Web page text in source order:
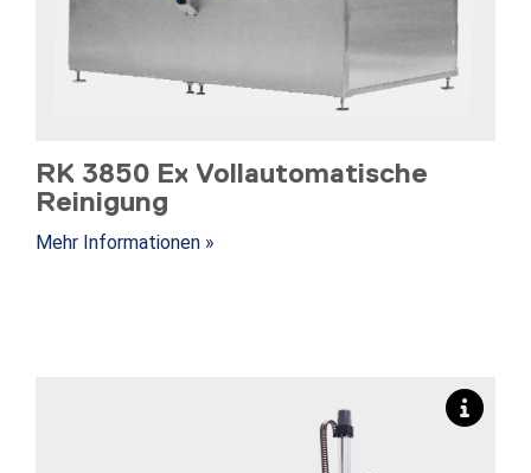
RK 3850 Ex Vollautomatische
Reinigung
Mehr Informationen »